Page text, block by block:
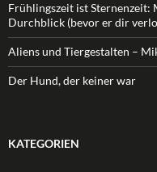
Frühlingszeit ist Sternenzeit:
Durchblick (bevor er dir
Aliens und Tiergestalten –
Der Hund, der keiner war
KATEGORIEN